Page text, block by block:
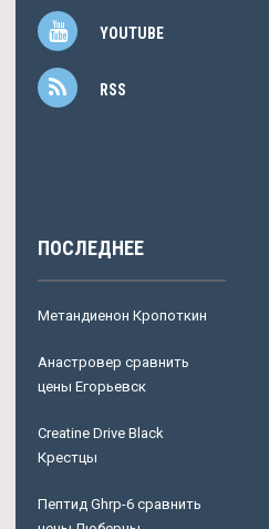
YOUTUBE
RSS
ПОСЛЕДНЕЕ
Метандиенон Кропоткин
Анастровер сравнить
цены Егорьевск
Creatine Drive Black
Крестцы
Пептид Ghrp-6 сравнить